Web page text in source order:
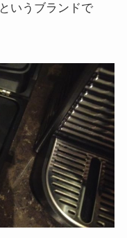
いうブランドで